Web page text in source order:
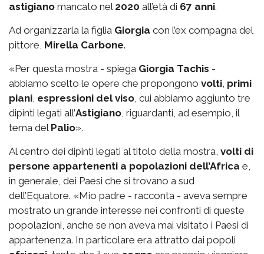
astigiano mancato nel 2020 all’età di 67 anni.
Ad organizzarla la figlia Giorgia con l’ex compagna del
pittore, Mirella Carbone.
«Per questa mostra - spiega Giorgia Tachis -
abbiamo scelto le opere che propongono volti, primi
piani, espressioni del viso, cui abbiamo aggiunto tre
dipinti legati all’Astigiano, riguardanti, ad esempio, il
tema del Palio».
Al centro dei dipinti legati al titolo della mostra, volti di
persone appartenenti a popolazioni dell’Africa e,
in generale, dei Paesi che si trovano a sud
dell’Equatore. «Mio padre - racconta - aveva sempre
mostrato un grande interesse nei confronti di queste
popolazioni, anche se non aveva mai visitato i Paesi di
appartenenza. In particolare era attratto dai popoli